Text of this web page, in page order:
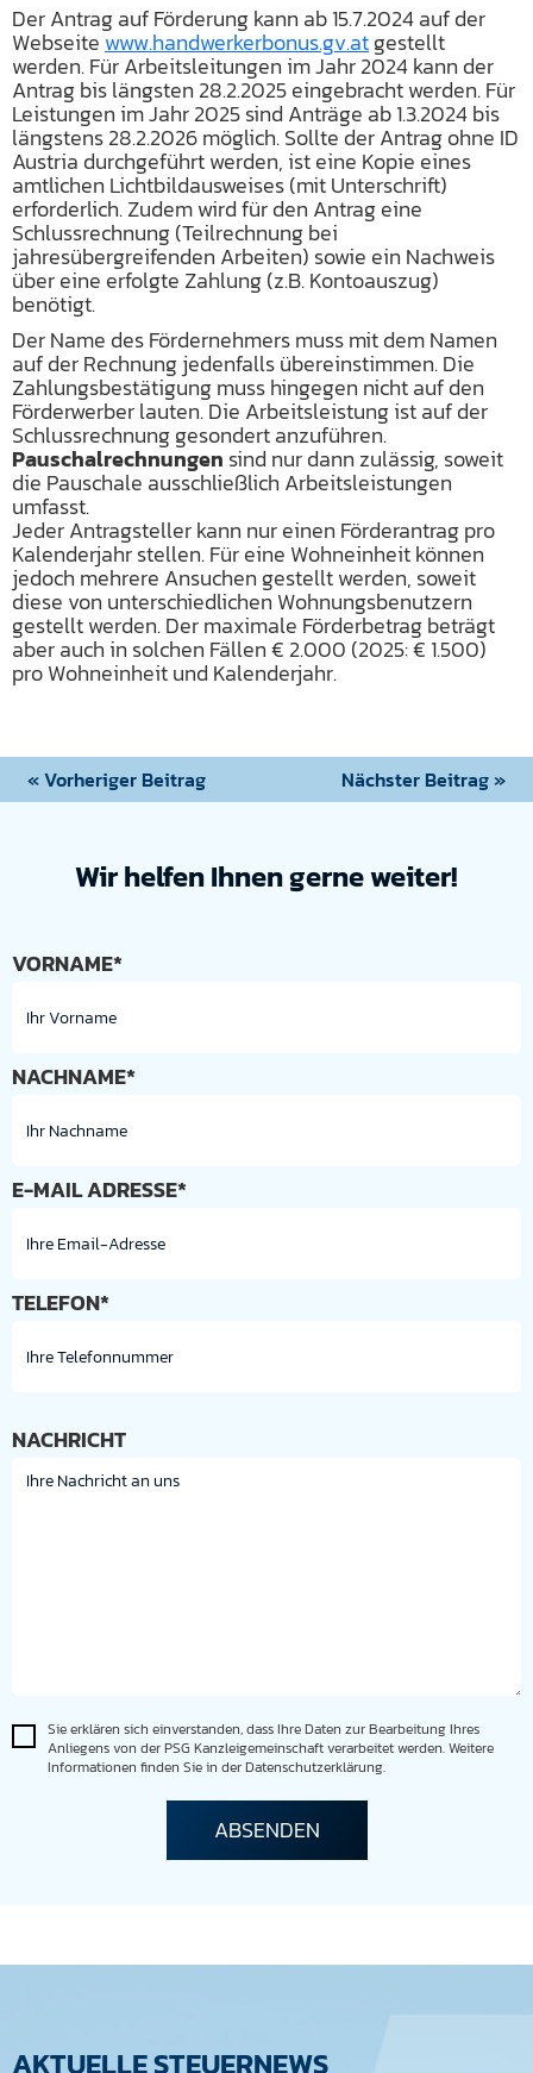
Der Antrag auf Förderung kann ab 15.7.2024 auf der
Webseite www.handwerkerbonus.gv.atgestellt
werden. Für Arbeitsleitungen im Jahr 2024 kann der
Antrag bis längsten 28.2.2025 eingebracht werden. Für
Leistungen im Jahr 2025 sind Anträge ab 1.3.2024 bis
längstens 28.2.2026 möglich. Sollte der Antrag ohne ID
Austria durchgeführt werden, ist eine Kopie eines
amtlichen Lichtbildausweises (mit Unterschrift)
erforderlich. Zudem wird für den Antrag eine
Schlussrechnung (Teilrechnung bei
jahresübergreifenden Arbeiten) sowie ein Nachweis
über eine erfolgte Zahlung (z.B. Kontoauszug)
benötigt.
Der Name des Fördernehmers muss mit dem Namen
auf der Rechnung jedenfalls übereinstimmen. Die
Zahlungsbestätigung muss hingegen nicht auf den
Förderwerber lauten. Die Arbeitsleistung ist auf der
Schlussrechnung gesondert anzuführen.
Pauschalrechnungen sind nur dann zulässig, soweit
die Pauschale ausschließlich Arbeitsleistungen
umfasst.
Jeder Antragsteller kann nur einen Förderantrag pro
Kalenderjahr stellen. Für eine Wohneinheit können
jedoch mehrere Ansuchen gestellt werden, soweit
diese von unterschiedlichen Wohnungsbenutzern
gestellt werden. Der maximale Förderbetrag beträgt
aber auch in solchen Fällen € 2.000 (2025: € 1.500)
pro Wohneinheit und Kalenderjahr.
« Vorheriger Beitrag Nächster Beitrag »
Wir helfen Ihnen gerne weiter!
VORNAME*
NACHNAME*
E-MAIL ADRESSE*
TELEFON*
NACHRICHT
Sie erklären sich einverstanden, dass Ihre Daten zur Bearbeitung Ihres
Anliegens von der PSG Kanzleigemeinschaft verarbeitet werden. Weitere
Informationen finden Sie in der Datenschutzerklärung.
AKTUELLE STEUERNEWS